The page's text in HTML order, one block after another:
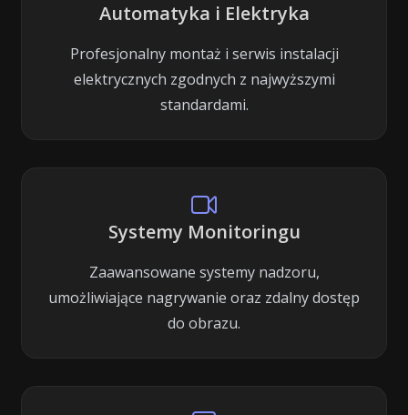
Automatyka i Elektryka
Profesjonalny montaż i serwis instalacji
elektrycznych zgodnych z najwyższymi
standardami.
Systemy Monitoringu
Zaawansowane systemy nadzoru,
umożliwiające nagrywanie oraz zdalny dostęp
do obrazu.